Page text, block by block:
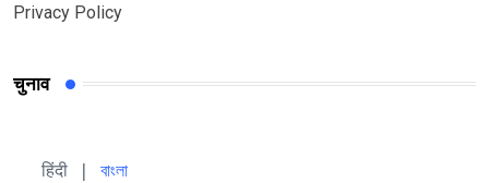
Privacy Policy
चुनाव
हिंदी বাংলা